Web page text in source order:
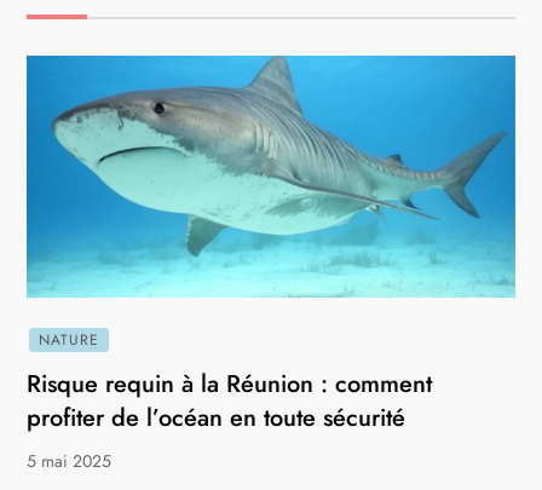
NATURE
Risque requin à la Réunion : comment
profiter de l’océan en toute sécurité
5 mai 2025